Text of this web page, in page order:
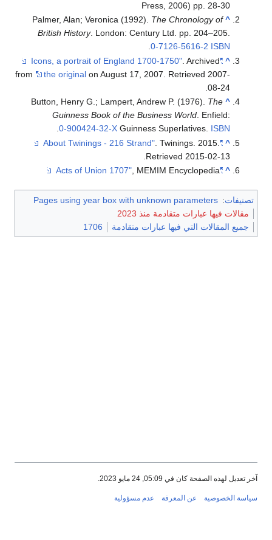
Press, 2006) pp. 28-30
^
Palmer, Alan; Veronica (1992). The Chronology of
British History. London: Century Ltd. pp. 204–205.
ISBN
0-7126-5616-2
.
^
"Icons, a portrait of England 1700-1750"
. Archived
from
the original on August 17, 2007 . Retrieved 2007-
08-24
.
^
Button, Henry G.; Lampert, Andrew P. (1976). The
Guinness Book of the Business World. Enfield:
Guinness Superlatives. ISBN
0-900424-32-X
.
^
"About Twinings - 216 Strand"
. Twinings. 2015 .
Retrieved 2015-02-13
^
"Acts of Union 1707"
, MEMIM Encyclopedia
تصنيفات:
Pages using year box with unknown parameters
مقالات فيها عبارات متقادمة منذ 2023
جميع المقالات التي فيها عبارات متقادمة
1706
آخر تعديل لهذه الصفحة كان في 05:09, 24 مايو 2023.
سياسة الخصوصية عن المعرفة عدم مسؤولية